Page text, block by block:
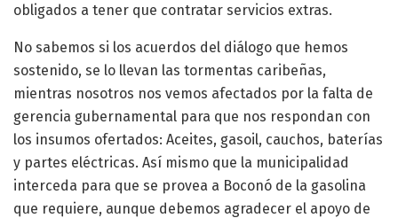
obligados a tener que contratar servicios extras.
No sabemos si los acuerdos del diálogo que hemos
sostenido, se lo llevan las tormentas caribeñas,
mientras nosotros nos vemos afectados por la falta de
gerencia gubernamental para que nos respondan con
los insumos ofertados: Aceites, gasoil, cauchos, baterías
y partes eléctricas. Así mismo que la municipalidad
interceda para que se provea a Boconó de la gasolina
que requiere, aunque debemos agradecer el apoyo de